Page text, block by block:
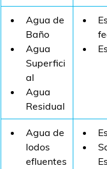
Agua de
Baño
Agua
Superfici
al
Agua
Residual
Agua de
lodos
efluentes